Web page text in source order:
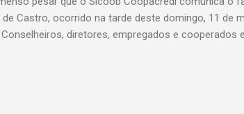
que faturou R$ ...
Castro, ocorrido na tarde deste domingo, 11 de
diretores, empregados e cooperados
Castro foi um verdadeiro pilar da nossa instituição,